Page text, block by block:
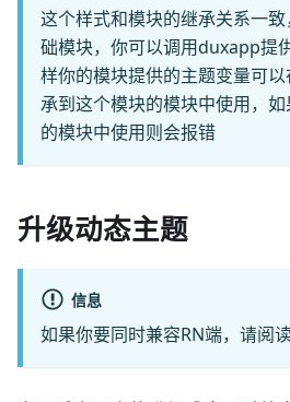
这个样式和模块的继承关系一
础模块，你可以调用duxapp提
样你的模块提供的主题变量可
承到这个模块的模块中使用，
的模块中使用则会报错
升级动态主题
信息
如果你要同时兼容RN端，请阅